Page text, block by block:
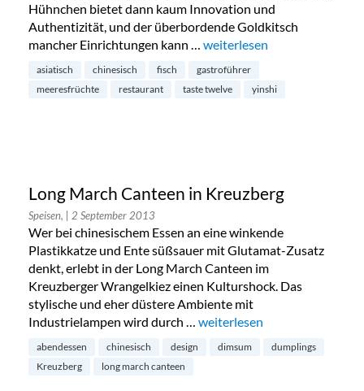
Hühnchen bietet dann kaum Innovation und
Authentizität, und der überbordende Goldkitsch
mancher Einrichtungen kann … „Yinshi – chinesisches
weiterlesen
asiatisch chinesisch fisch
gastroführer
meeresfrüchte
restaurant taste twelve yinshi
Long March Canteen in Kreuzberg
Speisen, | 2 September 2013
Wer bei chinesischem Essen an eine winkende
Plastikkatze und Ente süßsauer mit Glutamat-Zusatz
denkt, erlebt in der Long March Canteen im
Kreuzberger Wrangelkiez einen Kulturshock. Das
stylische und eher düstere Ambiente mit
Industrielampen wird durch … „Long March Canteen in
weiterlesen
abendessen chinesisch design dimsum
dumplings
Kreuzberg
long march canteen